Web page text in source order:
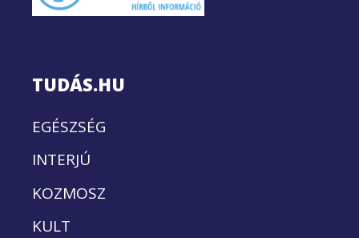
TUDÁS.HU
EGÉSZSÉG
INTERJÚ
KOZMOSZ
KULT